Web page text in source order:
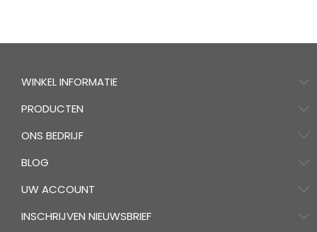
WINKEL INFORMATIE
PRODUCTEN
ONS BEDRIJF
BLOG
UW ACCOUNT
INSCHRIJVEN NIEUWSBRIEF